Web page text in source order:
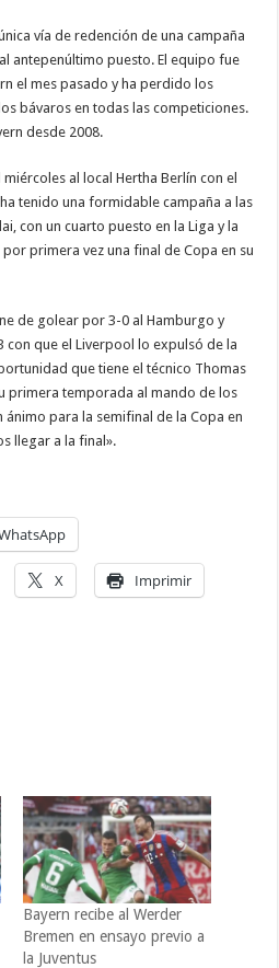
vía de redención de una campaña
antepenúltimo puesto. El equipo fue
el mes pasado y ha perdido los
bávaros en todas las competiciones.
desde 2008.
al local Hertha Berlín con el
tenido una formidable campaña a las
con un cuarto puesto en la Liga y la
primera vez una final de Copa en su
de golear por 3-0 al Hamburgo y
que el Liverpool lo expulsó de la
que tiene el técnico Thomas
primera temporada al mando de los
ánimo para la semifinal de la Copa en
llegar a la final».
X Imprimir
Bayern recibe al Werder
Bremen en ensayo previo a
la Juventus